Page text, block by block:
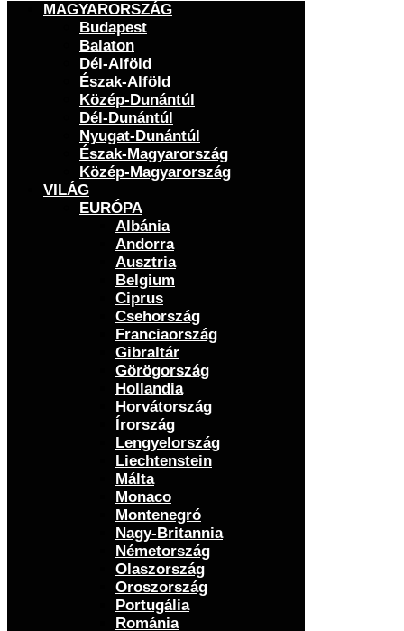
MAGYARORSZÁG
Budapest
Balaton
Dél-Alföld
Észak-Alföld
Közép-Dunántúl
Dél-Dunántúl
Nyugat-Dunántúl
Észak-Magyarország
Közép-Magyarország
VILÁG
EURÓPA
Albánia
Andorra
Ausztria
Belgium
Ciprus
Csehország
Franciaország
Gibraltár
Görögország
Hollandia
Horvátország
Írország
Lengyelország
Liechtenstein
Málta
Monaco
Montenegró
Nagy-Britannia
Németország
Olaszország
Oroszország
Portugália
Románia